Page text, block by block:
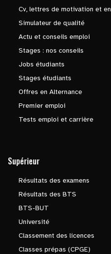
Cv, lettres de motivation et
Simulateur de qualité
Actu et conseils emploi
Stages : nos conseils
Jobs étudiants
Stages étudiants
Offres en Alternance
Premier emploi
Tests emploi et carrière
Supérieur
Résultats des examens
Résultats des BTS
BTS-BUT
Université
Classement des licences
Classes prépas (CPGE)